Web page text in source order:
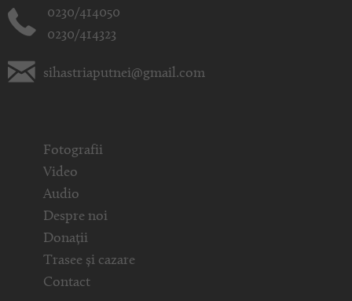
0230/414050
0230/414323
sihastriaputnei@gmail.com
Fotografii
Video
Audio
Despre noi
Donații
Trasee și cazare
Contact